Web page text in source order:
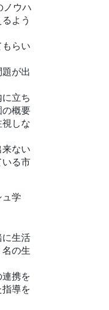
ノウハ
よう
らい
が出
立ち
の概要
しな
ない
いる市
学
に生活
の生
携を
導を